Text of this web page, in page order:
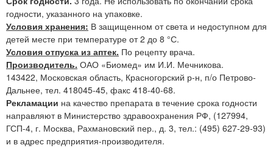
годности, указанного на упаковке.
Условия хранения: В защищенном от света и недоступном для
детей месте при температуре от 2 до 8 °С.
Условия отпуска из аптек. По рецепту врача.
Производитель. ОАО «Биомед» им И.И. Мечникова.
143422, Московская область, Красногорский р-н, п/о Петрово-
Дальнее, тел. 418045-45, факс 418-40-68.
Рекламации на качество препарата в течение срока годности
направляют в Министерство здравоохранения РФ, (127994,
ГСП-4, г. Москва, Рахмановский пер., д. 3, тел.: (495) 627-29-93)
и в адрес предприятия-производителя.